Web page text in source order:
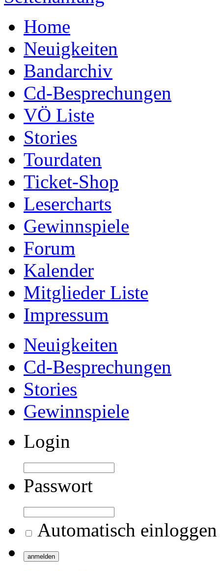
Home
Neuigkeiten
Bandarchiv
Cd-Besprechungen
VÖ Liste
Stories
Tourdaten
Ticket-Shop
Lesercharts
Gewinnspiele
Forum
Kalender
Mitglieder Liste
Impressum
Neuigkeiten
Cd-Besprechungen
Stories
Gewinnspiele
Login
Passwort
Automatisch einloggen